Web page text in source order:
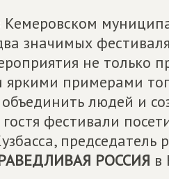
значимых
не только
яркими примерами
людей и
фестивали
председатель
РОССИЯ в